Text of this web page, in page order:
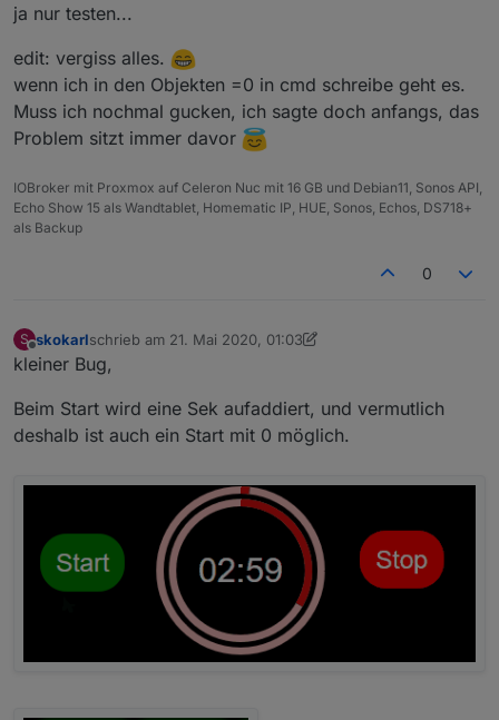
ja nur testen...
edit: vergiss alles.
wenn ich in den Objekten =0 in cmd schreibe geht es.
Muss ich nochmal gucken, ich sagte doch anfangs, das
Problem sitzt immer davor
IOBroker mit Proxmox auf Celeron Nuc mit 16 GB und Debian11, Sonos API,
Echo Show 15 als Wandtablet, Homematic IP, HUE, Sonos, Echos, DS718+
als Backup
0
S
Offline
skokarlschrieb am 21. Mai 2020, 01:03
zuletzt editiert von skokarl
kleiner Bug,
Beim Start wird eine Sek aufaddiert, und vermutlich
deshalb ist auch ein Start mit 0 möglich.